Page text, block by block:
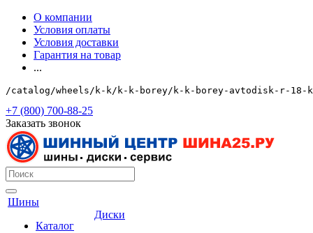
О компании
Условия оплаты
Условия доставки
Гарантия на товар
...
/catalog/wheels/k-k/k-k-borey/k-k-borey-avtodisk-r-18-
+7 (800) 700-88-25
Заказать звонок
Шины
Каталог
Диски